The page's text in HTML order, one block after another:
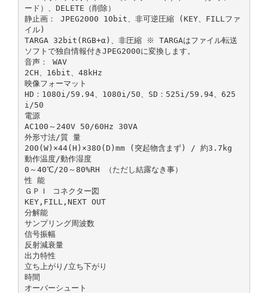
ード）、DELETE（削除）
静止画： JPEG2000 10bit、非可逆圧縮 (KEY、FILLファ
イル)
TARGA 32bit(RGB+α)、非圧縮 ※ TARGAはファイル転送
ソフトで独自情報付きJPEG2000に変換します。
音声： WAV
2CH、16bit、48kHz
映像フォーマット
HD：1080i/59.94、1080i/50、SD：525i/59.94、625
i/50
電源
AC100～240V 50/60Hz 30VA
外形寸法/質 量
200(W)×44(H)×380(D)mm (突起物含まず) / 約3.7kg
動作温度/動作湿度
0～40℃/20～80%RH （ただし結露なき事）
性 能
ＧＰＩ コネクター図
KEY,FILL,NEXT OUT
分解能
サンプリング周波数
信号振幅
反射減衰量
出力特性
立ち上がり/立ち下がり
時間
オーバーシュート